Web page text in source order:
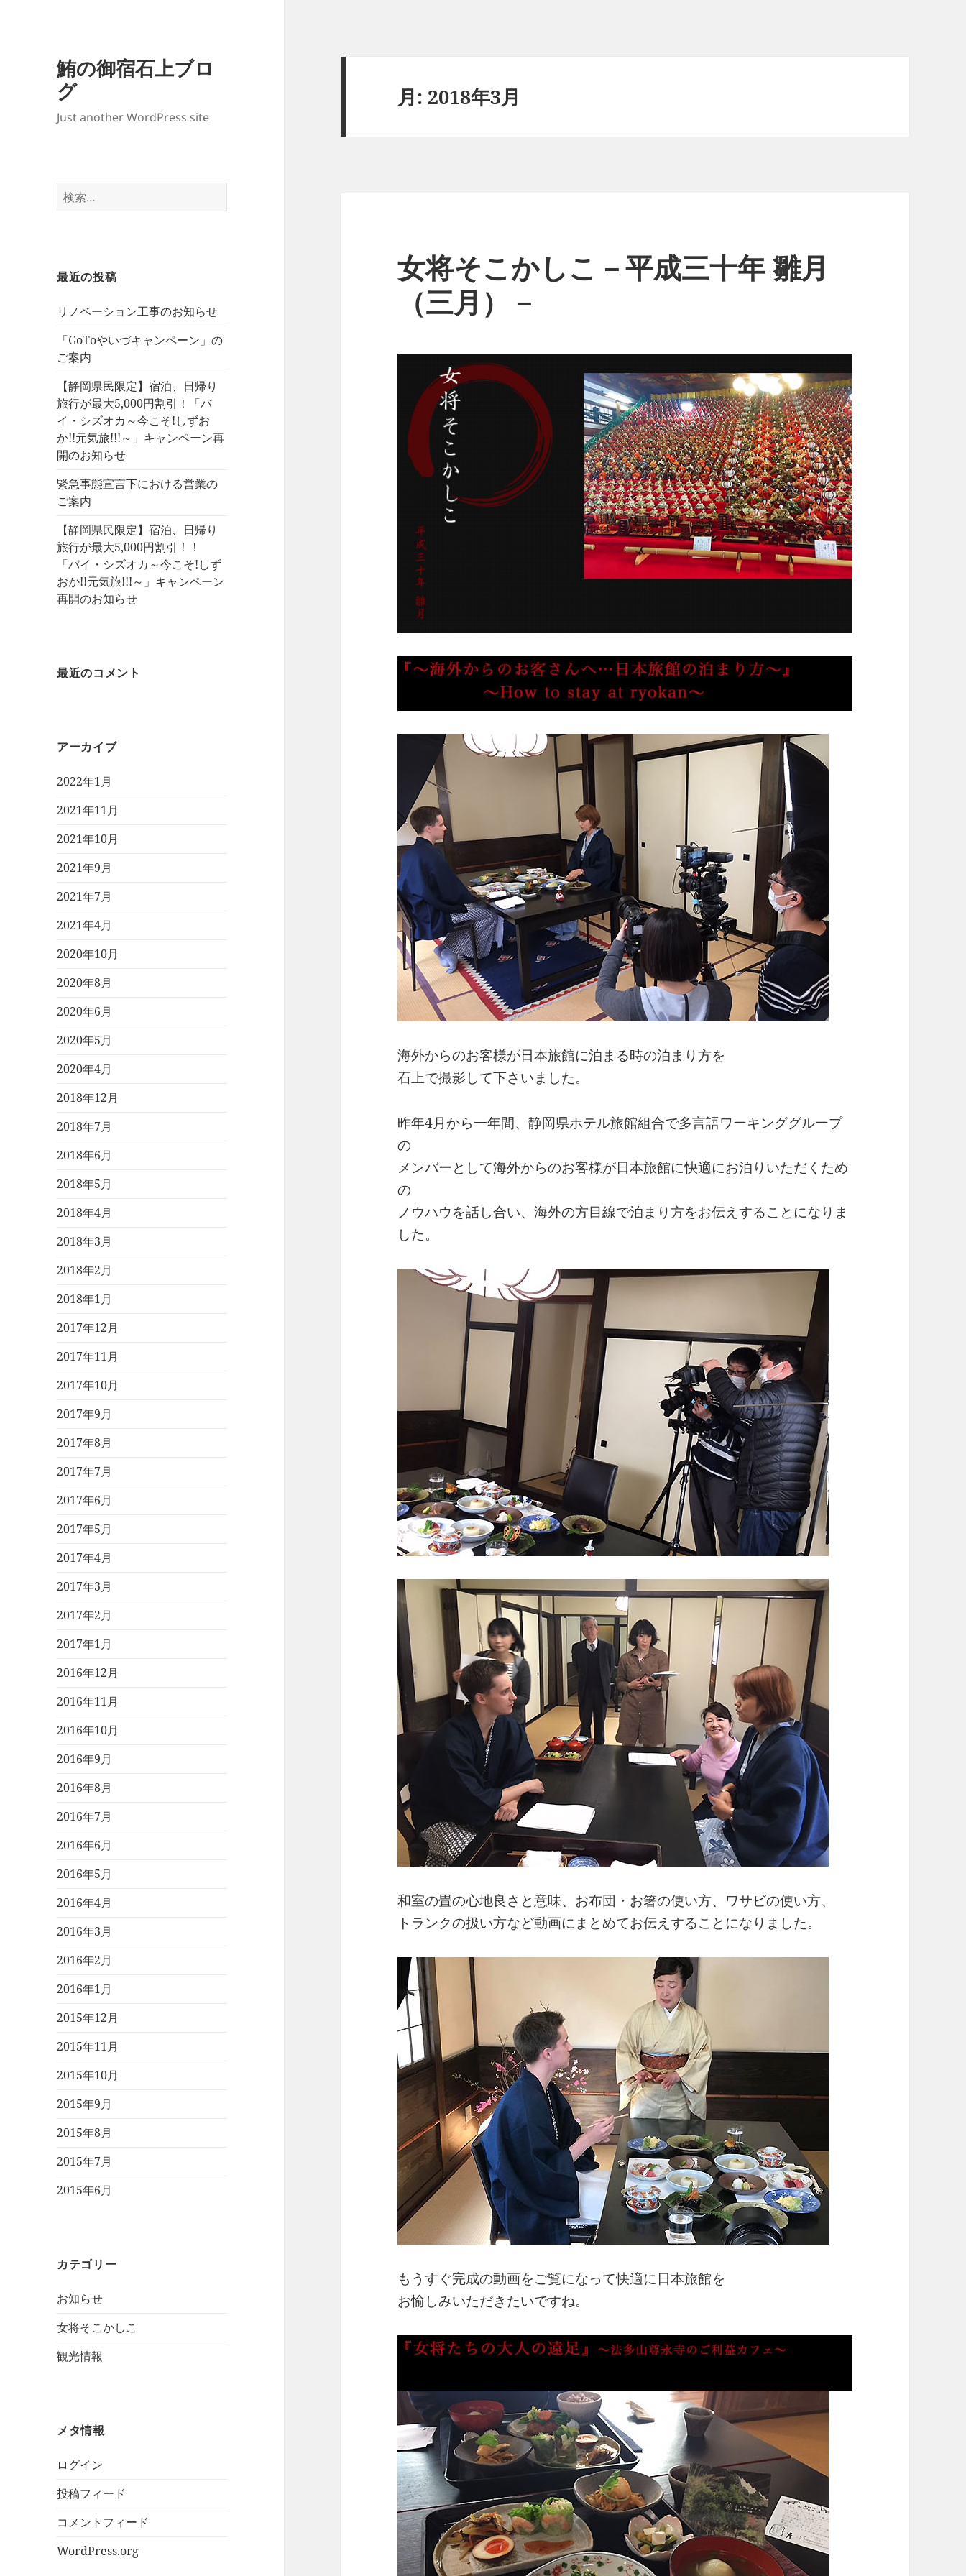
鮪の御宿石上ブロ
グ
Just another WordPress site
検
索:
最近の投稿
リノベーション工事のお知らせ
「GoToやいづキャンペーン」の
ご案内
【静岡県民限定】宿泊、日帰り
旅行が最大5,000円割引！「バ
イ・シズオカ～今こそ!しずお
か!!元気旅!!!～」キャンペーン再
開のお知らせ
緊急事態宣言下における営業の
ご案内
【静岡県民限定】宿泊、日帰り
旅行が最大5,000円割引！！
「バイ・シズオカ～今こそ!しず
おか!!元気旅!!!～」キャンペーン
再開のお知らせ
最近のコメント
アーカイブ
2022年1月
2021年11月
2021年10月
2021年9月
2021年7月
2021年4月
2020年10月
2020年8月
2020年6月
2020年5月
2020年4月
2018年12月
2018年7月
2018年6月
2018年5月
2018年4月
2018年3月
2018年2月
2018年1月
2017年12月
2017年11月
2017年10月
2017年9月
2017年8月
2017年7月
2017年6月
2017年5月
2017年4月
2017年3月
2017年2月
2017年1月
2016年12月
2016年11月
2016年10月
2016年9月
2016年8月
2016年7月
2016年6月
2016年5月
2016年4月
2016年3月
2016年2月
2016年1月
2015年12月
2015年11月
2015年10月
2015年9月
2015年8月
2015年7月
2015年6月
カテゴリー
お知らせ
女将そこかしこ
観光情報
メタ情報
ログイン
投稿フィード
コメントフィード
WordPress.org
月: 2018年3月
女将そこかしこ－平成三十年 雛月
（三月）－
海外からのお客様が日本旅館に泊まる時の泊まり方を
石上で撮影して下さいました。
昨年4月から一年間、静岡県ホテル旅館組合で多言語ワーキンググループ
の
メンバーとして海外からのお客様が日本旅館に快適にお泊りいただくため
の
ノウハウを話し合い、海外の方目線で泊まり方をお伝えすることになりま
した。
和室の畳の心地良さと意味、お布団・お箸の使い方、ワサビの使い方、
トランクの扱い方など動画にまとめてお伝えすることになりました。
もうすぐ完成の動画をご覧になって快適に日本旅館を
お愉しみいただきたいですね。